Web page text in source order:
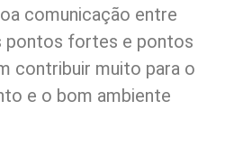
comunicação entre
pontos fortes e pontos
contribuir muito para o
e o bom ambiente